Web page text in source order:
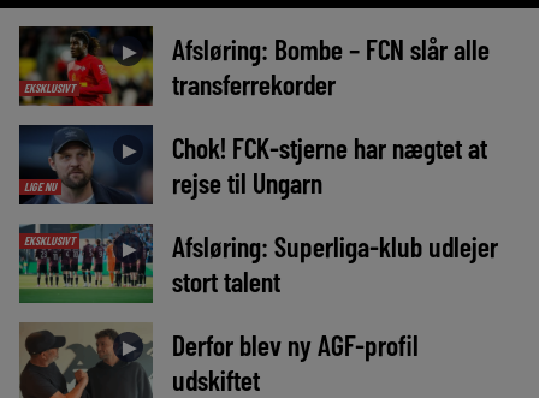
EKSKLUSIVT
►
Afsløring: Bombe – FCN slår alle
transferrekorder
LIGE NU
►
Chok! FCK-stjerne har nægtet at
rejse til Ungarn
EKSKLUSIVT ►
Afsløring: Superliga-klub udlejer
stort talent
►
Derfor blev ny AGF-profil
udskiftet